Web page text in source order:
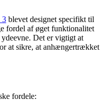
3 blevet designet specifikt til
fordel af øget funktionalitet
Det er vigtigt at
at sikre, at anhængertrækket
fordele: